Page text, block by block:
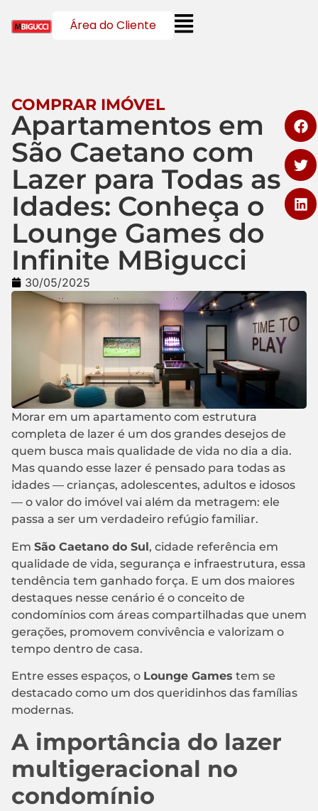
Área do Cliente
COMPRAR IMÓVEL
Apartamentos em
São Caetano com
Lazer para Todas as
Idades: Conheça o
Lounge Games do
Infinite MBigucci
30/05/2025
Morar em um apartamento com estrutura
completa de lazer é um dos grandes desejos de
quem busca mais qualidade de vida no dia a dia.
Mas quando esse lazer é pensado para todas as
idades — crianças, adolescentes, adultos e idosos
— o valor do imóvel vai além da metragem: ele
passa a ser um verdadeiro refúgio familiar.
Em São Caetano do Sul, cidade referência em
qualidade de vida, segurança e infraestrutura, essa
tendência tem ganhado força. E um dos maiores
destaques nesse cenário é o conceito de
condomínios com áreas compartilhadas que unem
gerações, promovem convivência e valorizam o
tempo dentro de casa.
Entre esses espaços, o Lounge Games tem se
destacado como um dos queridinhos das famílias
modernas.
A importância do lazer
multigeracional no
condomínio